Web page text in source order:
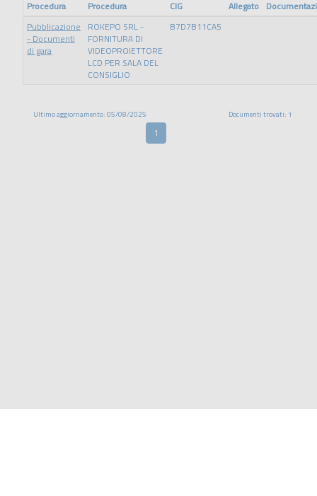
Procedura
Procedura CIG Allegato
Pubblicazione
- Documenti
di gara
ROKEPO SRL -
FORNITURA DI
VIDEOPROIETTORE
LCD PER SALA DEL
CONSIGLIO
B7D7B11CA5
Ultimo aggiornamento: 05/08/2025 Documenti trovati: 1
1